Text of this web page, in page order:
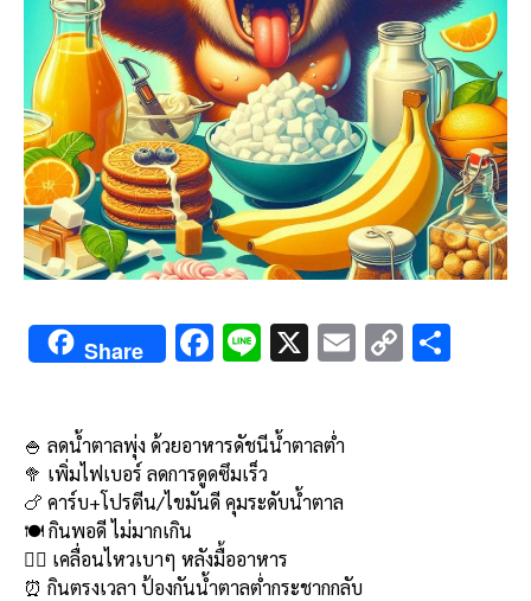
Share F
b
o
o
k
Li
e
X E C
🍚 ลดน้ำตาลพุ่ง ด้วยอาหารดัชนีน้ำตาลต่ำ
🥦 เพิ่มไฟเบอร์ ลดการดูดซึมเร็ว
🍗 คาร์บ+โปรตีน/ไขมันดี คุมระดับน้ำตาล
🍽️ กินพอดี ไม่มากเกิน
🚶‍♂️ เคลื่อนไหวเบาๆ หลังมื้ออาหาร
⏰ กินตรงเวลา ป้องกันน้ำตาลต่ำกระชากกลับ